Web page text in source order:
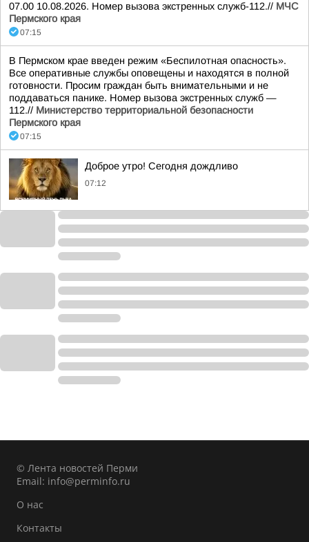
07.00 10.08.2026. Номер вызова экстренных служб-112.// МЧС
Пермского края
07:15
В Пермском крае введен режим «Беспилотная опасность».
Все оперативные службы оповещены и находятся в полной
готовности. Просим граждан быть внимательными и не
поддаваться панике. Номер вызова экстренных служб —
112.// Министерство территориальной безопасности
Пермского края
07:15
Доброе утро! Сегодня дождливо
07:12
© Лента новостей Перми
Email: info@perminfo.ru
О нас
Контакты